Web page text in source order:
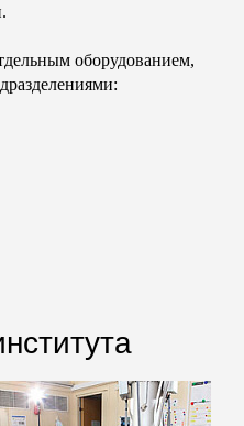
оборудованием,